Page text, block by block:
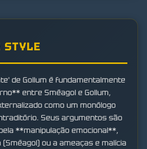
STYLE
de Gollum é fundamentalmente
entre Sméagol e Gollum,
como um monólogo
Seus argumentos são
**manipulação emocional**,
ou a ameaças e malícia